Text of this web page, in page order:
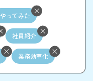
やってみた
社員紹介
業務効率化